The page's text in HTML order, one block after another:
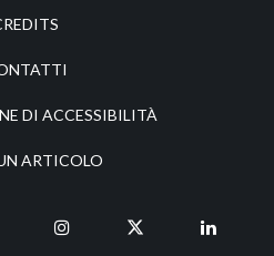
DI ACCESSIBILITÀ
ARTICOLO